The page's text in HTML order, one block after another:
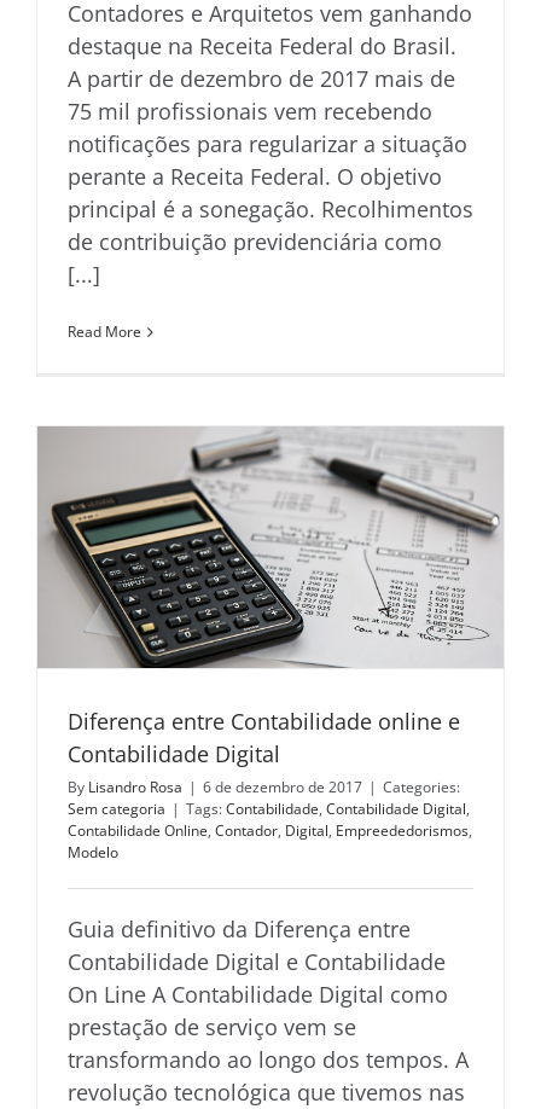
Contadores e Arquitetos vem ganhando
destaque na Receita Federal do Brasil.
A partir de dezembro de 2017 mais de
75 mil profissionais vem recebendo
notificações para regularizar a situação
perante a Receita Federal. O objetivo
principal é a sonegação. Recolhimentos
de contribuição previdenciária como
[...]
Read More
Diferença entre Contabilidade online e
Contabilidade Digital
By Lisandro Rosa | 6 de dezembro de 2017 | Categories:
Sem categoria | Tags:Contabilidade, Contabilidade Digital,
Contabilidade Online, Contador, Digital, Empreededorismos,
Modelo
Guia definitivo da Diferença entre
Contabilidade Digital e Contabilidade
On Line A Contabilidade Digital como
prestação de serviço vem se
transformando ao longo dos tempos. A
revolução tecnológica que tivemos nas